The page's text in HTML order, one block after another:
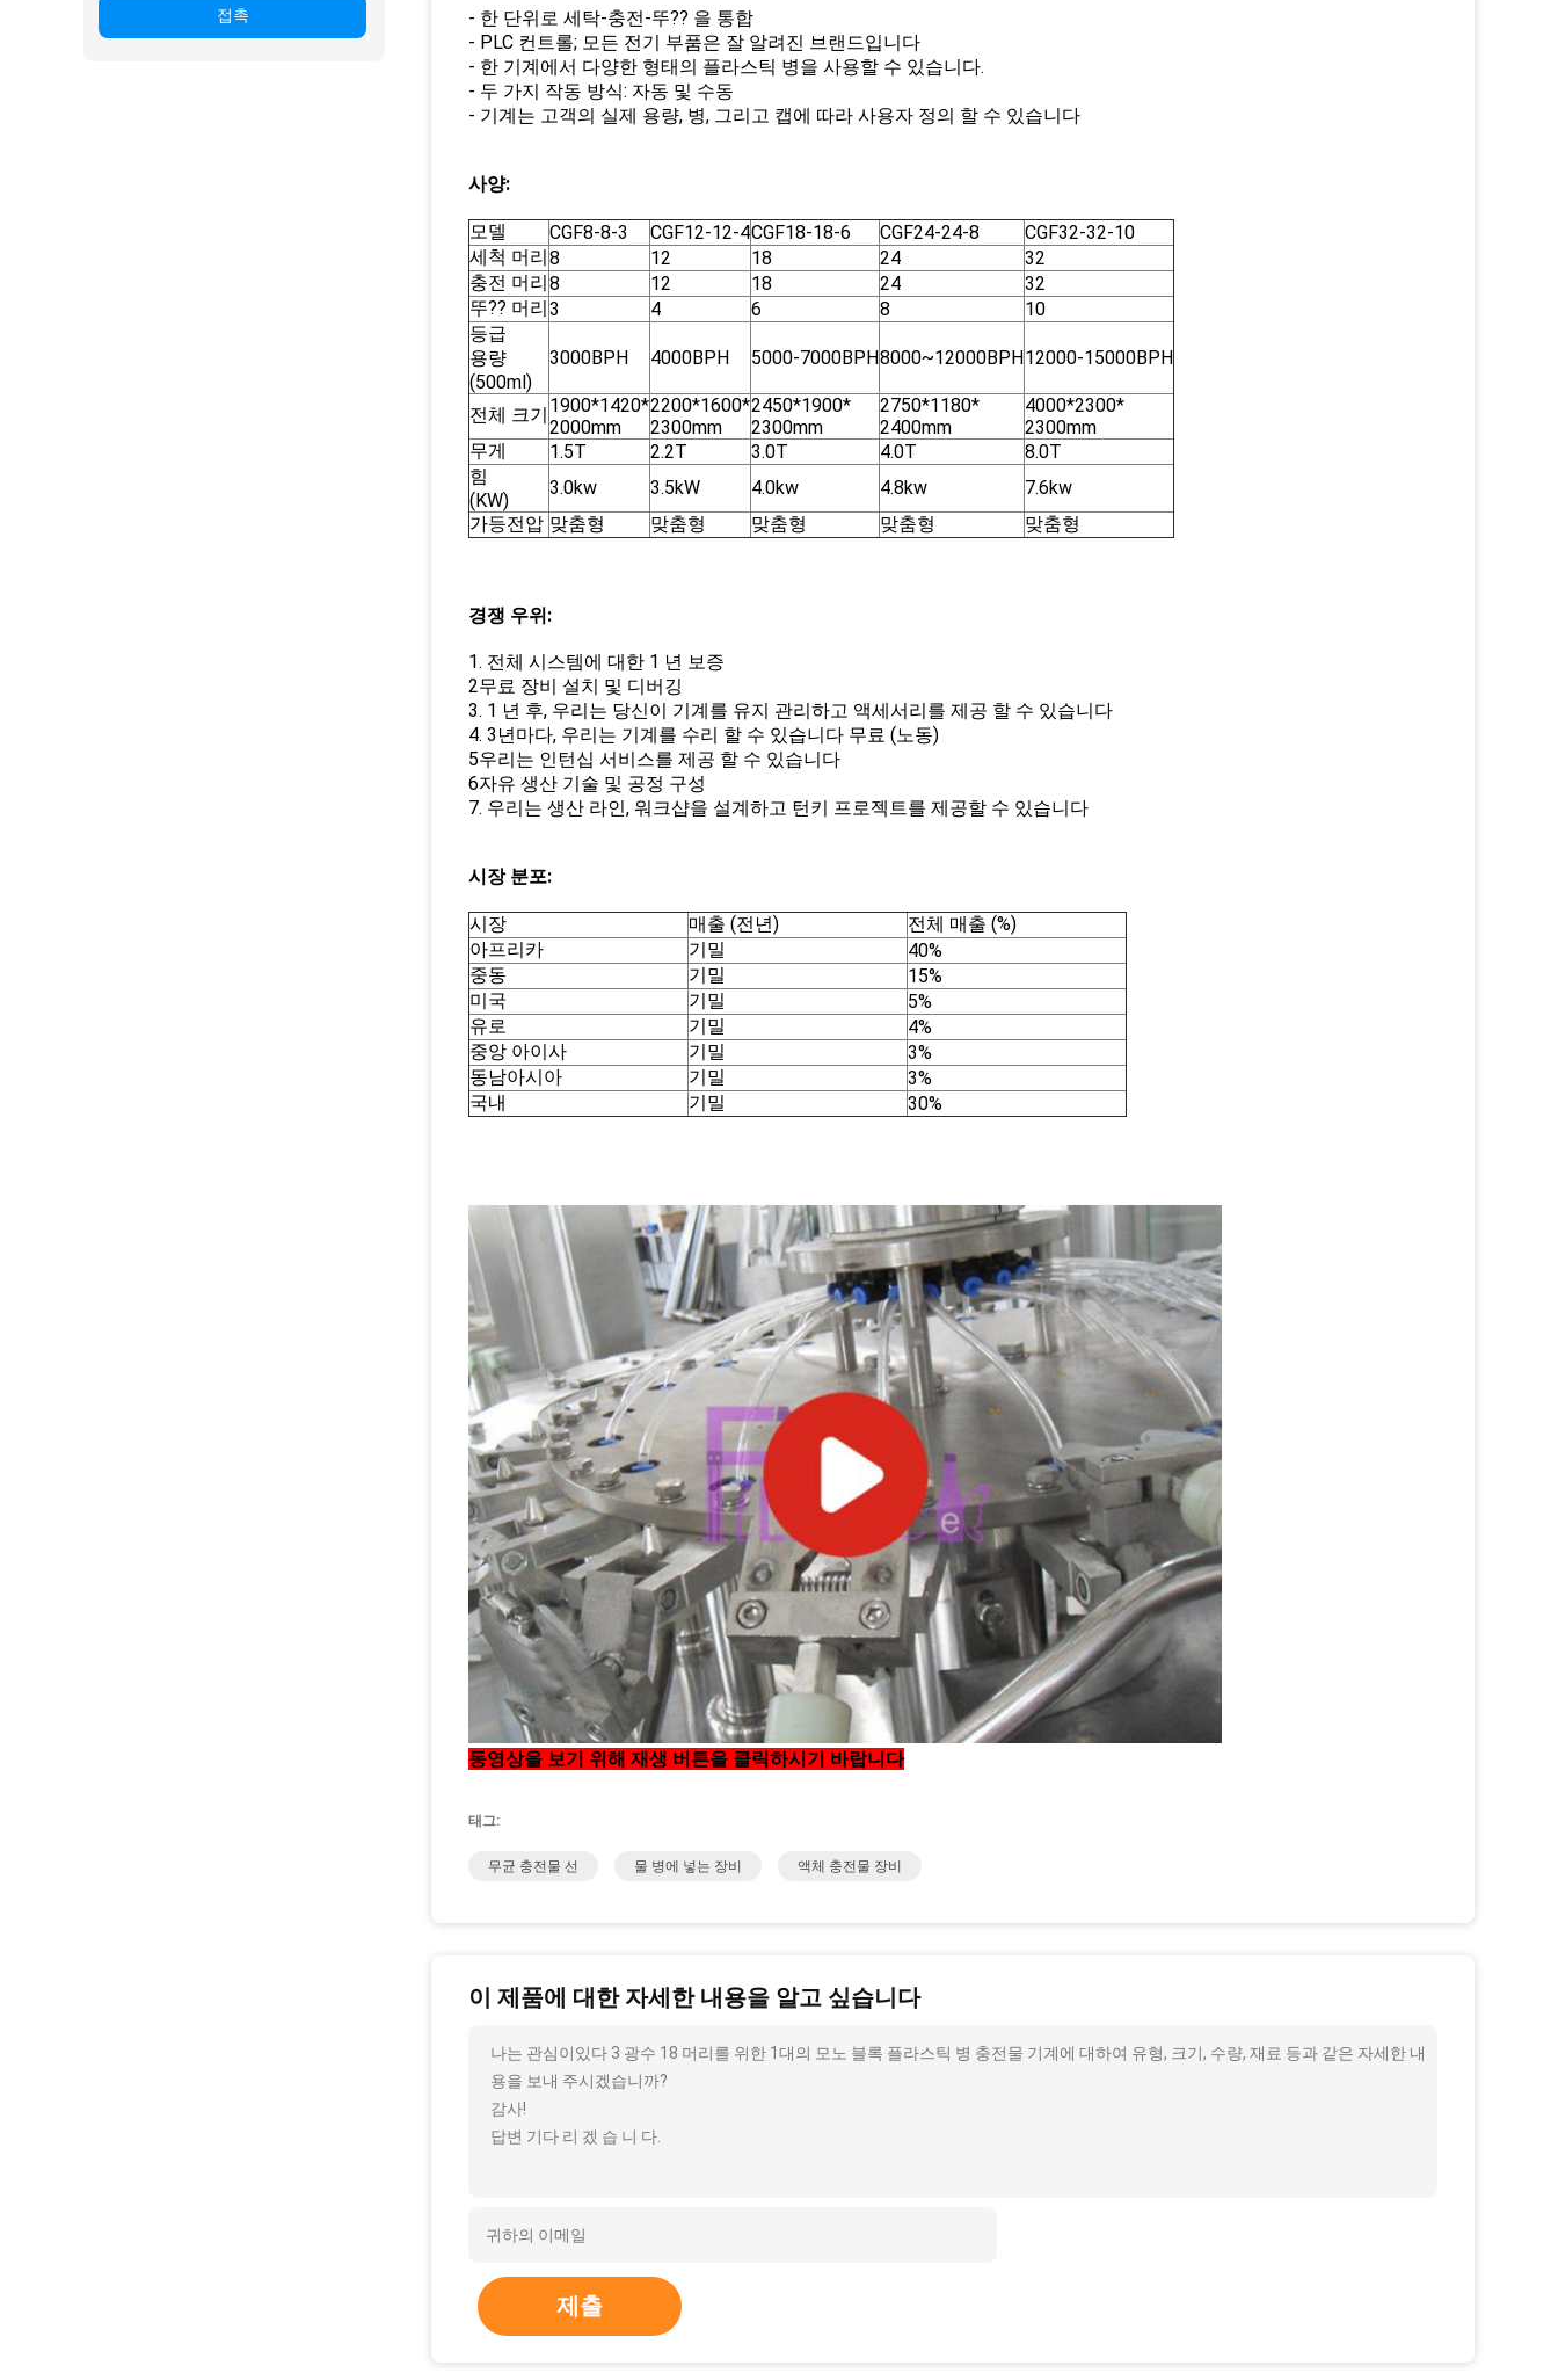
접촉
- 한 단위로 세탁-충전-뚜?? 을 통합
- PLC 컨트롤; 모든 전기 부품은 잘 알려진 브랜드입니다
- 한 기계에서 다양한 형태의 플라스틱 병을 사용할 수 있습니다.
- 두 가지 작동 방식: 자동 및 수동
- 기계는 고객의 실제 용량, 병, 그리고 캡에 따라 사용자 정의 할 수 있습니다
사양:
모델 CGF8-8-3 CGF12-12-4CGF18-18-6 CGF24-24-8
CGF32-32-10
세척 머리8 12 18 24
32
충전 머리8 12 18 24
32
뚜?? 머리3 4 6 8
10
등급
용량
(500ml)
3000BPH 4000BPH 5000-7000BPH8000~12000BPH12000-15000BPH
전체 크기 1900*1420*
2000mm
2200*1600*
2300mm
2450*1900*
2300mm
2750*1180*
2400mm
4000*2300*
2300mm
무게
1.5T 2.2T 3.0T 4.0T
8.0T
힘
(KW)
3.0kw 3.5kW 4.0kw 4.8kw
7.6kw
가등전압 맞춤형 맞춤형 맞춤형 맞춤형 맞춤형
경쟁 우위:
1. 전체 시스템에 대한 1 년 보증
2무료 장비 설치 및 디버깅
3. 1 년 후, 우리는 당신이 기계를 유지 관리하고 액세서리를 제공 할 수 있습니다
4. 3년마다, 우리는 기계를 수리 할 수 있습니다 무료 (노동)
5우리는 인턴십 서비스를 제공 할 수 있습니다
6자유 생산 기술 및 공정 구성
7. 우리는 생산 라인, 워크샵을 설계하고 턴키 프로젝트를 제공할 수 있습니다
시장 분포:
시장 매출 (전년)
전체 매출 (%)
아프리카
기밀
40%
중동
기밀
15%
미국
기밀
5%
유로
기밀
4%
중앙 아이사
기밀
3%
동남아시아
기밀
3%
국내
기밀 30%
동영상을 보기 위해 재생 버튼을 클릭하시기 바랍니다
태그:
무균 충전물 선 물 병에 넣는 장비 액체 충전물 장비
이 제품에 대한 자세한 내용을 알고 싶습니다
나는 관심이있다 3 광수 18 머리를 위한 1대의 모노 블록 플라스틱 병 충전물 기계에 대하여 유형, 크기, 수량, 재료 등과 같은 자세한 내
용을 보내 주시겠습니까?
감사!
답변 기다 리 겠 습 니 다.
제출